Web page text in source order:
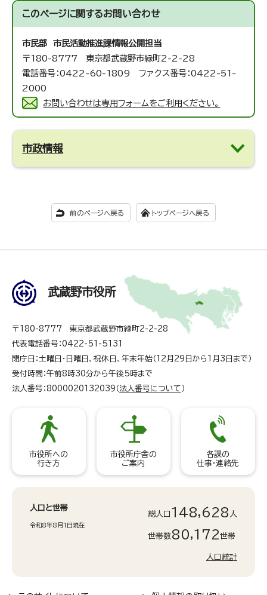
このページに関するお問い合わせ
市民部 市民活動推進課情報公開担当
〒180-8777 東京都武蔵野市緑町2-2-28
電話番号：0422-60-1809 ファクス番号：0422-51-
2000
お問い合わせは専用フォームをご利用ください。
市政情報
前のページへ戻る トップページへ戻る
武蔵野市役所
〒180-8777 東京都武蔵野市緑町2-2-28
代表電話番号：0422-51-5131
閉庁日：土曜日・日曜日、祝休日、年末年始（12月29日から1月3日まで）
受付時間：午前8時30分から午後5時まで
法人番号：8000020132039（ 法人番号について ）
市役所への
行き方
市役所庁舎の
ご案内
各課の
仕事・連絡先
人口と世帯
令和8年8月1日現在
総人口 148,628 人
世帯数80,172世帯
人口統計